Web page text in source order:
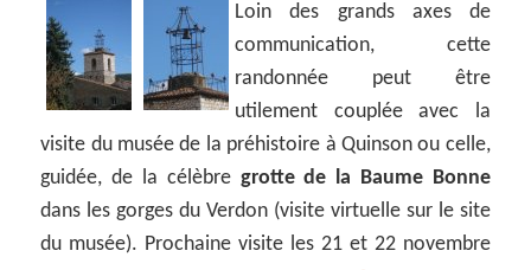
Loin des grands axes de
communication, cette
randonnée peut être
utilement couplée avec la
visite du musée de la préhistoire à Quinson ou celle,
guidée, de la célèbre grotte de la Baume Bonne
dans les gorges du Verdon (visite virtuelle sur le site
du musée). Prochaine visite les 21 et 22 novembre